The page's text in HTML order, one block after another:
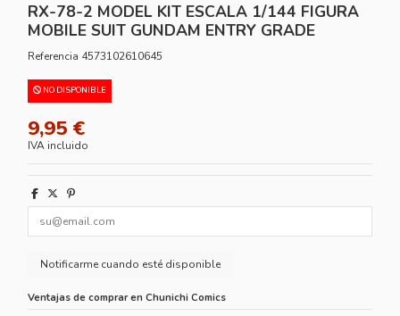
RX-78-2 MODEL KIT ESCALA 1/144 FIGURA
MOBILE SUIT GUNDAM ENTRY GRADE
Referencia 4573102610645
NO DISPONIBLE
9,95 €
IVA incluido
Ventajas de comprar en Chunichi Comics